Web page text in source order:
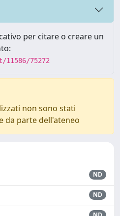
per citare o creare un
75272
non sono stati
da parte dell'ateneo
ND
ND